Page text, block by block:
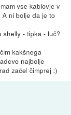
vse kablovje v
ni bolje da je to
shelly - tipka - luč?
kakšnega
najbolje
začel čimprej :)